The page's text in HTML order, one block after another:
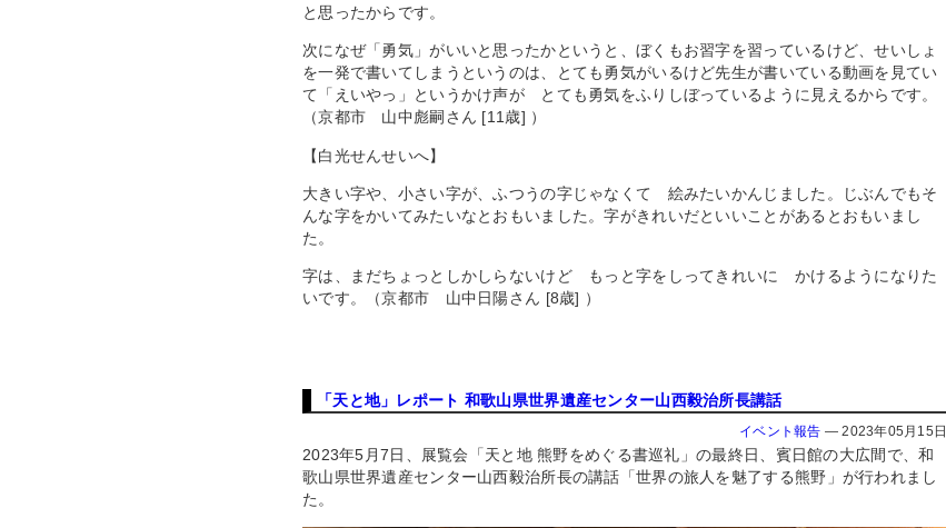
と思ったからです。
次になぜ「勇気」がいいと思ったかというと、ぼくもお習字を習っているけど、せいしょ
を一発で書いてしまうというのは、とても勇気がいるけど先生が書いている動画を見てい
て「えいやっ」というかけ声が とても勇気をふりしぼっているように見えるからです。
（京都市 山中彪嗣さん [11歳] ）
【白光せんせいへ】
大きい字や、小さい字が、ふつうの字じゃなくて 絵みたいかんじました。じぶんでもそ
んな字をかいてみたいなとおもいました。字がきれいだといいことがあるとおもいまし
た。
字は、まだちょっとしかしらないけど もっと字をしってきれいに かけるようになりた
いです。（京都市 山中日陽さん [8歳] ）
「天と地」レポート 和歌山県世界遺産センター山西毅治所長講話
イベント報告 —2023年05月15日
2023年5月7日、展覧会「天と地 熊野をめぐる書巡礼」の最終日、賓日館の大広間で、和
歌山県世界遺産センター山西毅治所長の講話「世界の旅人を魅了する熊野」が行われまし
た。